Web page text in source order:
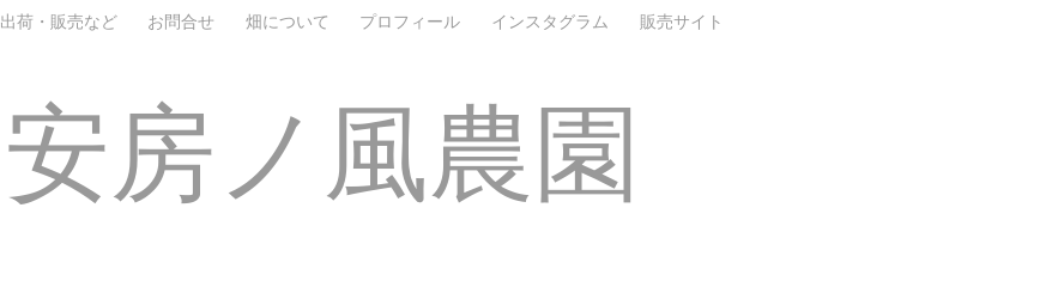
出荷・販売など お問合せ 畑について プロフィール インスタグラム 販売サイト
安房ノ風農園